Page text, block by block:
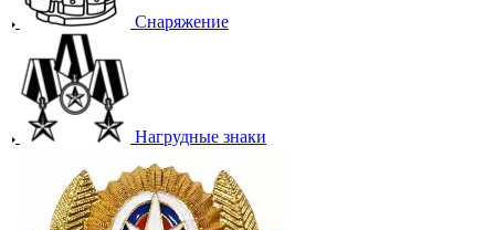
Снаряжение
Нагрудные знаки